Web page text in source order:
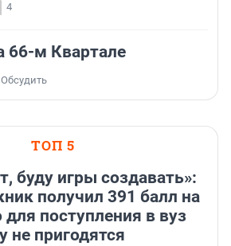
4
66-м Квартале
Обсудить
ТОП 5
буду игры создавать»:
получил 391 балл на
для поступления в вуз
не пригодятся